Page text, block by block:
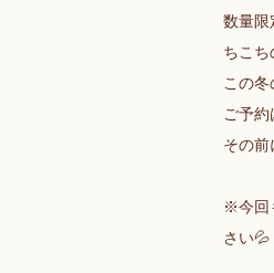
数量限
ちこち
この
ご予
その前
※今回
さい💦